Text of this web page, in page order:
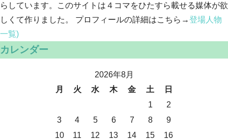
らしています。このサイトは４コマをひたすら載せる媒体が欲
しくて作りました。 プロフィールの詳細はこちら→登場人物
一覧)
カレンダー
2026年8月
月
火 水 木 金 土
日
1
2
3
4 5 6 7 8
9
10
11 12 13 14 15
16